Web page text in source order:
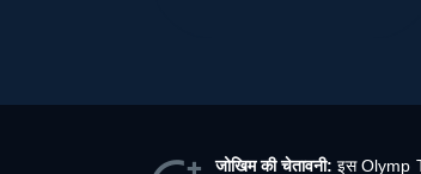
जोखिम की चेतावनी: इस Olymp